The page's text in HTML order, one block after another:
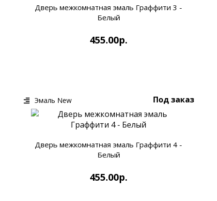
Дверь межкомнатная эмаль Граффити 3 -
Белый
455.00р.
Под заказ
Дверь межкомнатная эмаль Граффити 4 -
Белый
455.00р.
Эмаль New